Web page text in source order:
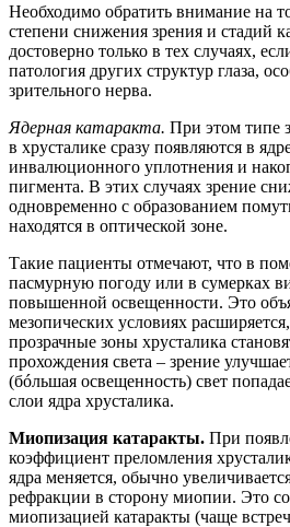
Необходимо обратить внимание на
степени снижения зрения и стадий
достоверно только в тех случаях,
патология других структур глаза,
зрительного нерва.
Ядерная катаракта. При этом типе
в хрусталике сразу появляются в
инвалюционного уплотнения и
пигмента. В этих случаях зрение
одновременно с образованием
находятся в оптической зоне.
Такие пациенты отмечают, что в
пасмурную погоду или в сумерках
повышенной освещенности. Это
мезопических условиях
прозрачные зоны хрусталика
прохождения света – зрение
(бóльшая освещенность) свет
слои ядра хрусталика.
Миопизация катаракты. При
коэффициент преломления
ядра меняется, обычно
рефракции в сторону миопии. Это
миопизацией катаракты (чаще